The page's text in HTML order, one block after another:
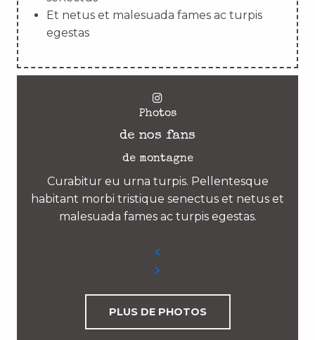
Et netus et malesuada fames ac turpis
egestas
Photos
de nos fans
de montagne
Curabitur eu urna turpis. Pellentesque
habitant morbi tristique senectus et netus et
malesuada fames ac turpis egestas.
PLUS DE PHOTOS